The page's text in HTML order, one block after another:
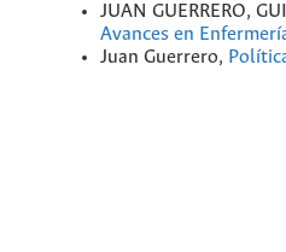
JUAN GUERRERO,
Avances en
Juan Guerrero,